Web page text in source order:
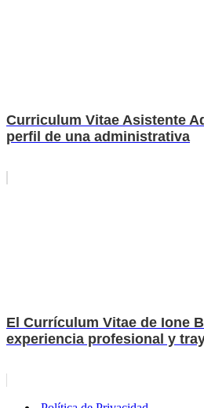
Curriculum Vitae Asistente
perfil de una administrativa
El Currículum Vitae de Ione
experiencia profesional y